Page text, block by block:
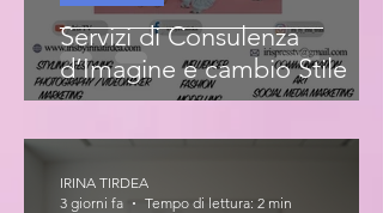
Servizi di Consulenza
d’Imagine e cambio Stile
IRINA TIRDEA
3 giorni fa
Tempo di lettura: 2 min